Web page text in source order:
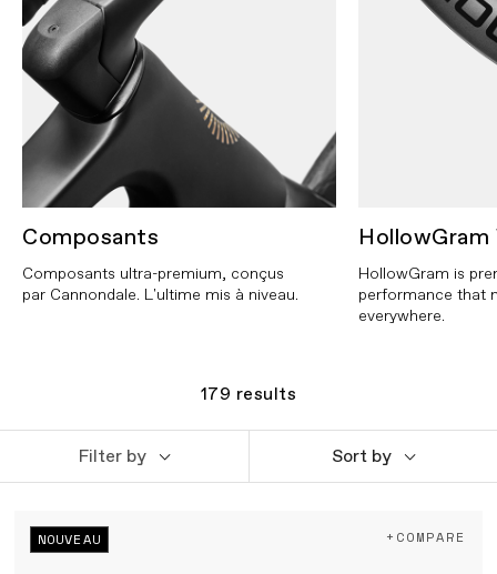
Composants
Composants ultra-premium, conçus
par Cannondale. L'ultime mis à niveau.
HollowGram
HollowGram is
performance that
everywhere.
179 results
Filter by Sort by
NOUVEAU +COMPARE